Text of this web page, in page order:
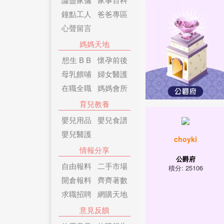
鐘點工人
爸爸專區
心聲留言
媽媽天地
想生 B B
懷孕前後
母乳餵哺 婦女醫護
在職全職
媽媽會所
育兒教養
嬰兒用品
嬰兒食譜
嬰兒醫護
情報分享
自由報料
二手市場
開倉報料 齊齊著數
求職招聘
網購天地
意見反饋
choyki
公爵府
積分: 25106